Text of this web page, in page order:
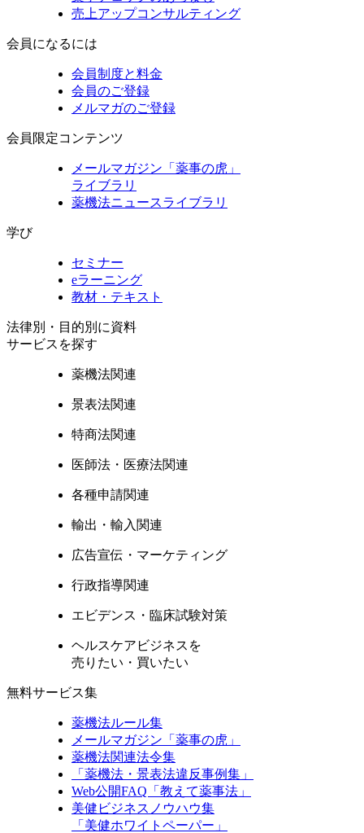
売上アップコンサルティング
会員になるには
会員制度と料金
会員のご登録
メルマガのご登録
会員限定コンテンツ
メールマガジン「薬事の虎」
ライブラリ
薬機法ニュースライブラリ
学び
セミナー
eラーニング
教材・テキスト
法律別・目的別に資料
サービスを探す
薬機法関連
景表法関連
特商法関連
医師法・医療法関連
各種申請関連
輸出・輸入関連
広告宣伝・マーケティング
行政指導関連
エビデンス・臨床試験対策
ヘルスケアビジネスを
売りたい・買いたい
無料サービス集
薬機法ルール集
メールマガジン「薬事の虎」
薬機法関連法令集
「薬機法・景表法違反事例集」
Web公開FAQ「教えて薬事法」
美健ビジネスノウハウ集
「美健ホワイトペーパー」